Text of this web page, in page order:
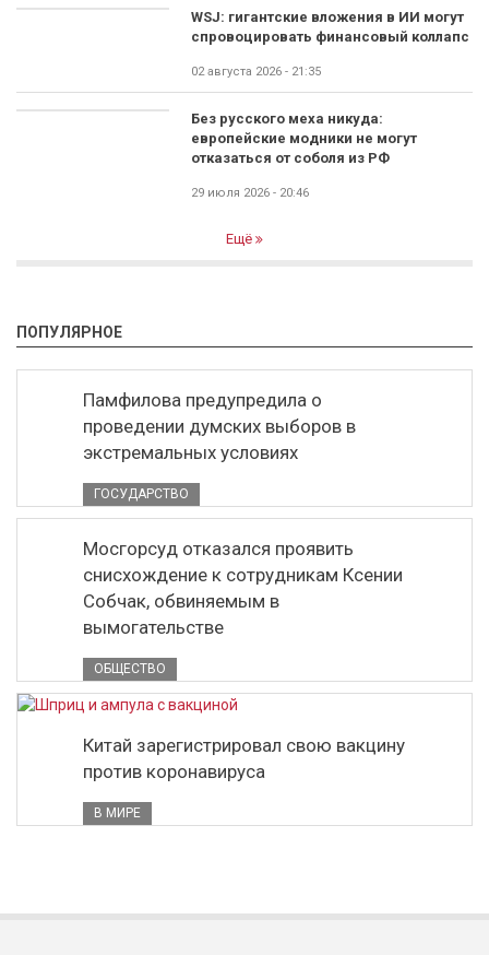
WSJ: гигантские вложения в ИИ могут
спровоцировать финансовый коллапс
02 августа 2026 - 21:35
Без русского меха никуда:
европейские модники не могут
отказаться от соболя из РФ
29 июля 2026 - 20:46
Ещё
ПОПУЛЯРНОЕ
Памфилова предупредила о
проведении думских выборов в
экстремальных условиях
ГОСУДАРСТВО
Мосгорсуд отказался проявить
снисхождение к сотрудникам Ксении
Собчак, обвиняемым в
вымогательстве
ОБЩЕСТВО
Китай зарегистрировал свою вакцину
против коронавируса
В МИРЕ